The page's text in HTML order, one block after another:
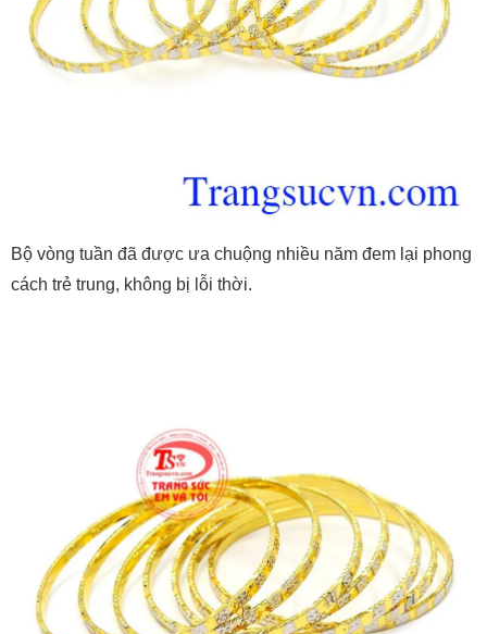
Bộ vòng tuần đã được ưa chuộng nhiều năm đem lại phong
cách trẻ trung, không bị lỗi thời.